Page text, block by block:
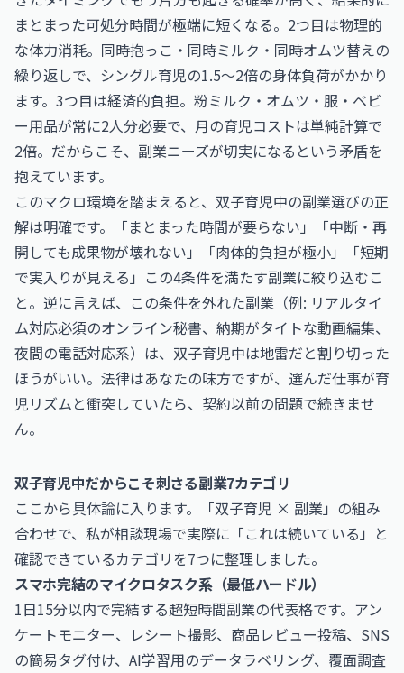
まとまった可処分時間が極端に短くなる。2つ目は物理的
な体力消耗。同時抱っこ・同時ミルク・同時オムツ替えの
繰り返しで、シングル育児の1.5〜2倍の身体負荷がかかり
ます。3つ目は経済的負担。粉ミルク・オムツ・服・ベビ
ー用品が常に2人分必要で、月の育児コストは単純計算で
2倍。だからこそ、副業ニーズが切実になるという矛盾を
抱えています。
このマクロ環境を踏まえると、双子育児中の副業選びの正
解は明確です。「まとまった時間が要らない」「中断・再
開しても成果物が壊れない」「肉体的負担が極小」「短期
で実入りが見える」この4条件を満たす副業に絞り込むこ
と。逆に言えば、この条件を外れた副業（例: リアルタイ
ム対応必須のオンライン秘書、納期がタイトな動画編集、
夜間の電話対応系）は、双子育児中は地雷だと割り切った
ほうがいい。法律はあなたの味方ですが、選んだ仕事が育
児リズムと衝突していたら、契約以前の問題で続きませ
ん。
双子育児中だからこそ刺さる副業7カテゴリ
ここから具体論に入ります。「双子育児 × 副業」の組み
合わせで、私が相談現場で実際に「これは続いている」と
確認できているカテゴリを7つに整理しました。
スマホ完結のマイクロタスク系（最低ハードル）
1日15分以内で完結する超短時間副業の代表格です。アン
ケートモニター、レシート撮影、商品レビュー投稿、SNS
の簡易タグ付け、AI学習用のデータラベリング、覆面調査